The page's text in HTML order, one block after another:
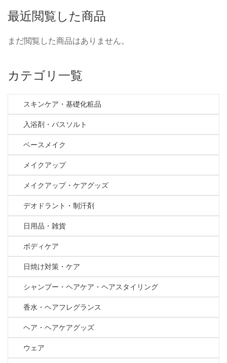
最近閲覧した商品
まだ閲覧した商品はありません。
カテゴリ一覧
スキンケア・基礎化粧品
入浴剤・バスソルト
ベースメイク
メイクアップ
メイクアップ・ケアグッズ
デオドラント・制汗剤
日用品・雑貨
ボディケア
日焼け対策・ケア
シャンプー・ヘアケア・ヘアスタイリング
香水・ヘアフレグランス
ヘア・ヘアケアグッズ
ウェア